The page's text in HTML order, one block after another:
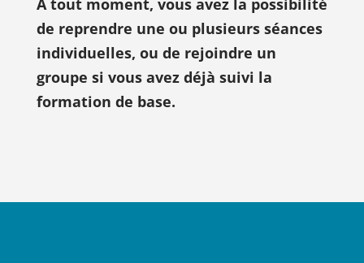
de reprendre une ou plusieurs séances
individuelles, ou de rejoindre un
groupe si vous avez déjà suivi la
formation de base.